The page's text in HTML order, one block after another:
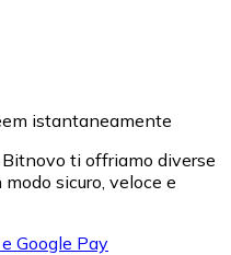
istantaneamente
ti offriamo diverse
sicuro, veloce e
Google Pay